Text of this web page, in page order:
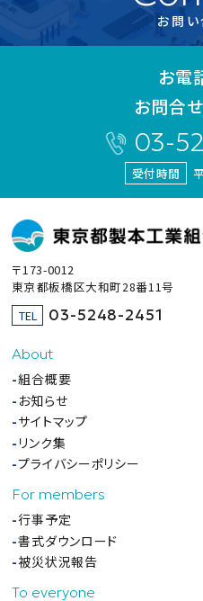
お問
お電
お問合
03-
受付時間
〒173-0012
東京都板橋区大和町28番11号
TEL
03-5248-2451
About
組合概要
お知らせ
サイトマップ
リンク集
プライバシーポリシー
For members
行事予定
書式ダウンロード
被災状況報告
To everyone